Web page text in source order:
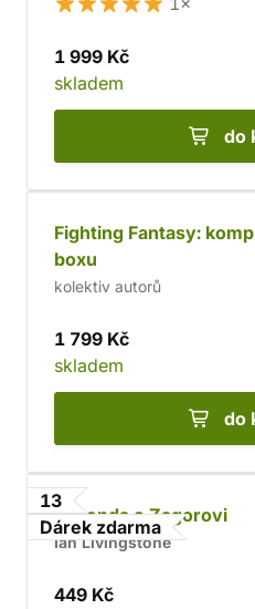
1 999 Kč
skladem
do
Fighting Fantasy:
boxu
kolektiv autorů
1 799 Kč
skladem
do
13
Dárek zdarma
Legenda o Zagorovi
Ian Livingstone
449 Kč